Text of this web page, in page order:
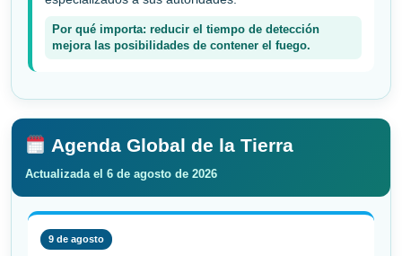
Por qué importa: reducir el tiempo de detección
mejora las posibilidades de contener el fuego.
Agenda Global de la Tierra
Actualizada el 6 de agosto de 2026
9 de agosto